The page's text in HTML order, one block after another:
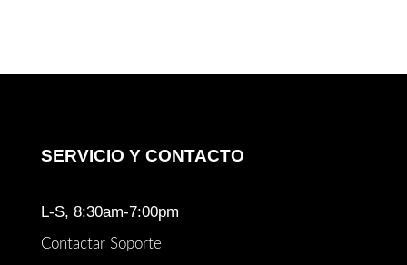
SERVICIO Y CONTACTO
L-S, 8:30am-7:00pm
Contactar Soporte